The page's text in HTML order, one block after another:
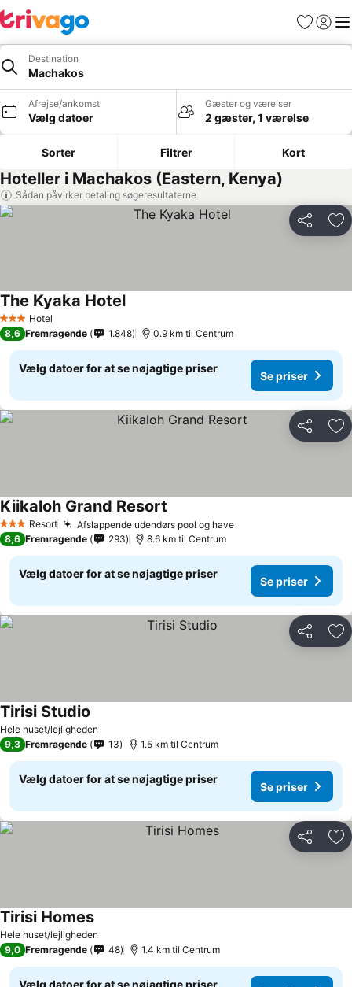
Favoritter
Log ind
Destination
Machakos
Afrejse/ankomst
Vælg datoer
Gæster og værelser
2 gæster, 1 værelse
Sorter Filtrer Kort
Hoteller i Machakos (Eastern, Kenya)
Sådan påvirker betaling søgeresultaterne
Del
3 StjernerHotel
The Kyaka Hotel
8,6 Fremragende 1.848 0.9 km til Centrum
Vælg datoer for at se nøjagtige priser
Se priser
Del
3 StjernerResort Afslappende udendørs pool og have
Kiikaloh Grand Resort
8,6 Fremragende 293 8.6 km til Centrum
Vælg datoer for at se nøjagtige priser
Se priser
Del
Hele huset/lejligheden
Tirisi Studio
9,3 Fremragende 13 1.5 km til Centrum
Vælg datoer for at se nøjagtige priser
Se priser
Del
Hele huset/lejligheden
Tirisi Homes
9,0 Fremragende 48 1.4 km til Centrum
Vælg datoer for at se nøjagtige priser